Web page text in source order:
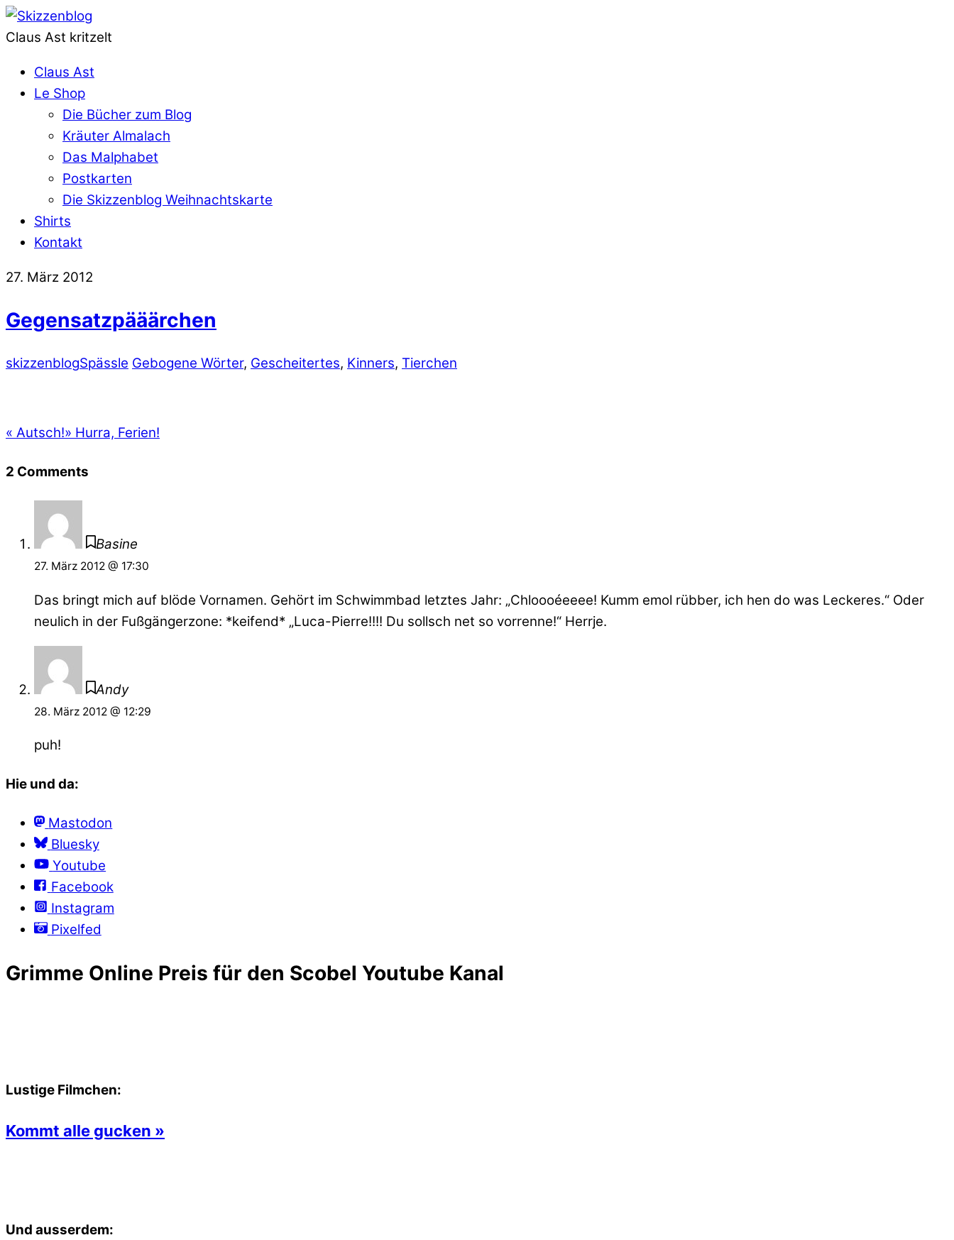
Claus Ast kritzelt
Claus Ast
Le Shop
Die Bücher zum Blog
Kräuter Almalach
Das Malphabet
Postkarten
Die Skizzenblog Weihnachtskarte
Shirts
Kontakt
27. März 2012
Gegensatzpääärchen
skizzenblogSpässle Gebogene Wörter, Gescheitertes, Kinners, Tierchen
« Autsch!» Hurra, Ferien!
2 Comments
Basine
27. März 2012 @ 17:30
Das bringt mich auf blöde Vornamen. Gehört im Schwimmbad letztes Jahr: „Chloooéeeee! Kumm emol rübber, ich hen do was Leckeres.“ Oder
neulich in der Fußgängerzone: *keifend* „Luca-Pierre!!!! Du sollsch net so vorrenne!“ Herrje.
Andy
28. März 2012 @ 12:29
puh!
Hie und da:
Mastodon
Bluesky
Youtube
Facebook
Instagram
Pixelfed
Grimme Online Preis für den Scobel Youtube Kanal
Lustige Filmchen:
Kommt alle gucken »
Und ausserdem: